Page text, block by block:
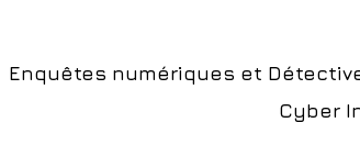
Enquêtes numériques et
Cyber